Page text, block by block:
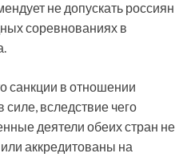
не допускать россиян
соревнованиях в
санкции в отношении
силе, вследствие чего
деятели обеих стран не
аккредитованы на